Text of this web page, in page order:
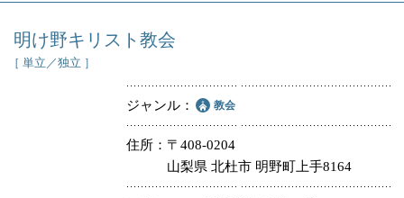
明け野キリスト教会
［ 単立／独立 ］
ジャンル 教会
住所
〒408-0204
山梨県 北杜市 明野町上手8164